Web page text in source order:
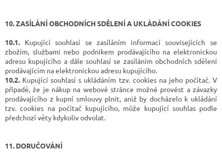
10. ZASÍLÁNÍ OBCHODNÍCH SDĚLENÍ A UKLÁDÁNÍ COOKIES
10.1. Kupující souhlasí se zasíláním informací souvisejících se
zbožím, službami nebo podnikem prodávajícího na elektronickou
adresu kupujícího a dále souhlasí se zasíláním obchodních sdělení
prodávajícím na elektronickou adresu kupujícího.
10.2. Kupující souhlasí s ukládáním tzv. cookies na jeho počítač. V
případě, že je nákup na webové stránce možné provést a závazky
prodávajícího z kupní smlouvy plnit, aniž by docházelo k ukládání
tzv. cookies na počítač kupujícího, může kupující souhlas podle
předchozí věty kdykoliv odvolat.
11. DORUČOVÁNÍ